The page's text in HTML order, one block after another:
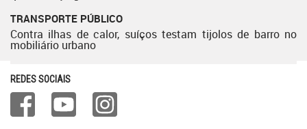
TRANSPORTE PÚBLICO
Contra ilhas de calor, suíços testam tijolos de barro no
mobiliário urbano
REDES SOCIAIS